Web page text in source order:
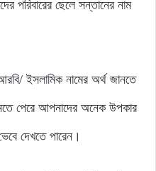
পরিবারের ছেলে সন্তানের নাম
ইসলামিক নামের অর্থ জানতে
পেরে আপনাদের অনেক উপকার
দেখতে পারেন।